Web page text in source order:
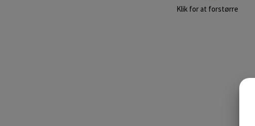
Klik for at forstørre